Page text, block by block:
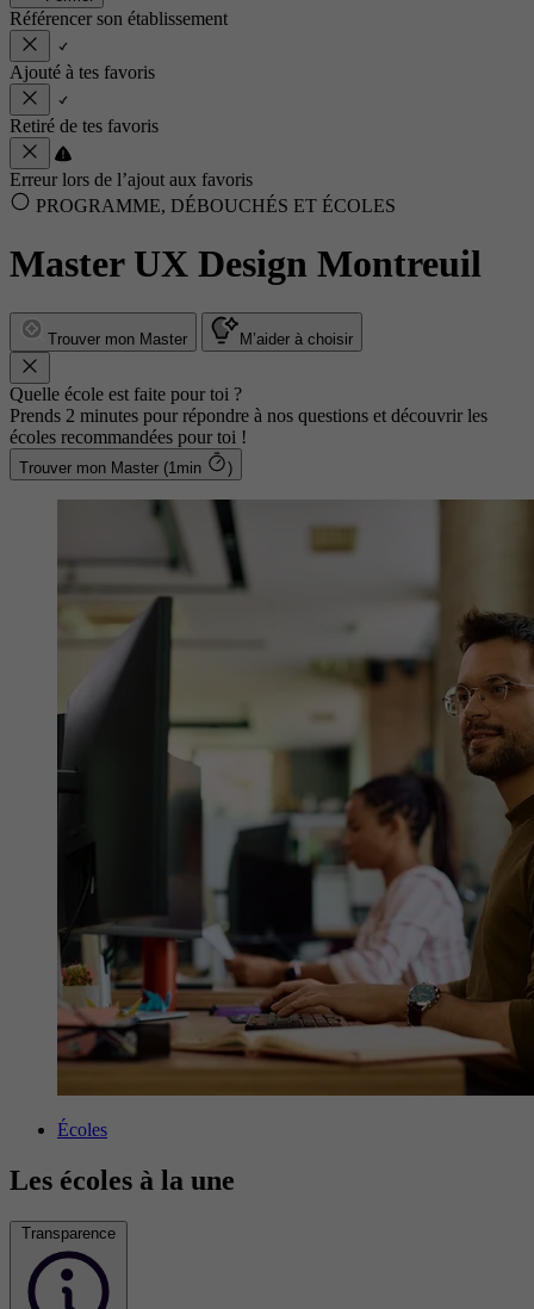
Référencer son établissement
Ajouté à tes favoris
Retiré de tes favoris
Erreur lors de l’ajout aux favoris
PROGRAMME, DÉBOUCHÉS ET ÉCOLES
Master UX Design Montreuil
Trouver mon Master M’aider à choisir
Quelle école est faite pour toi ?
Prends 2 minutes pour répondre à nos questions et découvrir les
écoles recommandées pour toi !
Trouver mon Master (1min )
Écoles
Les écoles à la une
Transparence